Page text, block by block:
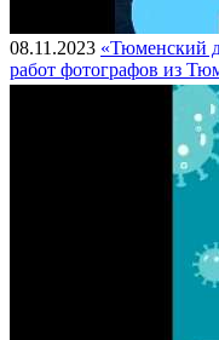
08.11.2023 «Тюменский
работ фотографов из